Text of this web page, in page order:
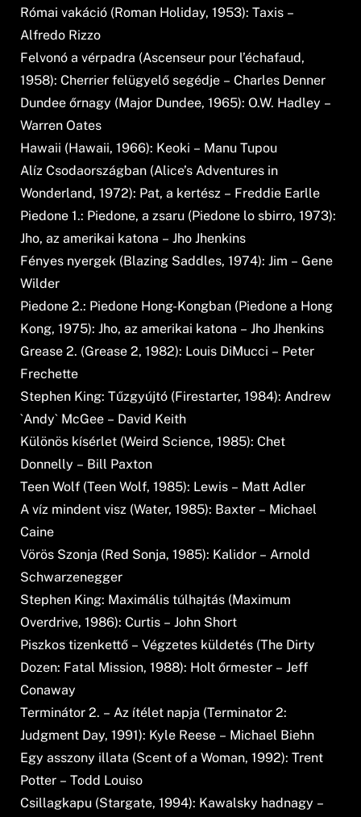
Római vakáció (Roman Holiday, 1953): Taxis –
Alfredo Rizzo
Felvonó a vérpadra (Ascenseur pour l’échafaud,
1958): Cherrier felügyelő segédje – Charles Denner
Dundee őrnagy (Major Dundee, 1965): O.W. Hadley –
Warren Oates
Hawaii (Hawaii, 1966): Keoki – Manu Tupou
Alíz Csodaországban (Alice’s Adventures in
Wonderland, 1972): Pat, a kertész – Freddie Earlle
Piedone 1.: Piedone, a zsaru (Piedone lo sbirro, 1973):
Jho, az amerikai katona – Jho Jhenkins
Fényes nyergek (Blazing Saddles, 1974): Jim – Gene
Wilder
Piedone 2.: Piedone Hong-Kongban (Piedone a Hong
Kong, 1975): Jho, az amerikai katona – Jho Jhenkins
Grease 2. (Grease 2, 1982): Louis DiMucci – Peter
Frechette
Stephen King: Tűzgyújtó (Firestarter, 1984): Andrew
`Andy` McGee – David Keith
Különös kísérlet (Weird Science, 1985): Chet
Donnelly – Bill Paxton
Teen Wolf (Teen Wolf, 1985): Lewis – Matt Adler
A víz mindent visz (Water, 1985): Baxter – Michael
Caine
Vörös Szonja (Red Sonja, 1985): Kalidor – Arnold
Schwarzenegger
Stephen King: Maximális túlhajtás (Maximum
Overdrive, 1986): Curtis – John Short
Piszkos tizenkettő – Végzetes küldetés (The Dirty
Dozen: Fatal Mission, 1988): Holt őrmester – Jeff
Conaway
Terminátor 2. – Az ítélet napja (Terminator 2:
Judgment Day, 1991): Kyle Reese – Michael Biehn
Egy asszony illata (Scent of a Woman, 1992): Trent
Potter – Todd Louiso
Csillagkapu (Stargate, 1994): Kawalsky hadnagy –